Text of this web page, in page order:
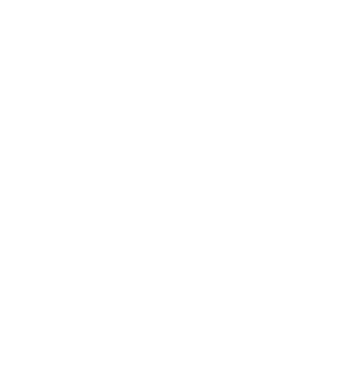
favoritos
favoritos